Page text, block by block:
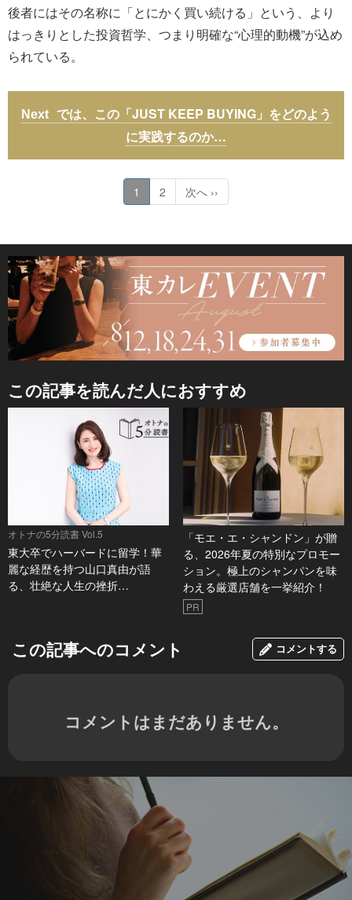
後者にはその名称に「とにかく買い続ける」という、より
はっきりとした投資哲学、つまり明確な“心理的動機”が込め
られている。
では、この「JUST KEEP BUYING」をどのよう
に実践するのか…
1 2 次へ ››
この記事を読んだ人におすすめ
オトナの5分読書 Vol.5
東大卒でハーバードに留学！華
麗な経歴を持つ山口真由が語
る、壮絶な人生の挫折…
「モエ・エ・シャンドン」が贈
る、2026年夏の特別なプロモー
ション。極上のシャンパンを味
わえる厳選店舗を一挙紹介！
PR
この記事へのコメント コメントする
コメントはまだありません。